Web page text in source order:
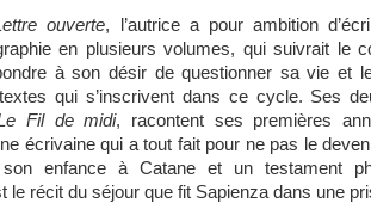
ouverte, l’autrice a pour ambition
en plusieurs volumes, qui suivrait le
à son désir de questionner sa vie et
qui s’inscrivent dans ce cycle. Ses
Fil de midi, racontent ses premières
écrivaine qui a tout fait pour ne pas le
enfance à Catane et un testament
le récit du séjour que fit Sapienza dans une